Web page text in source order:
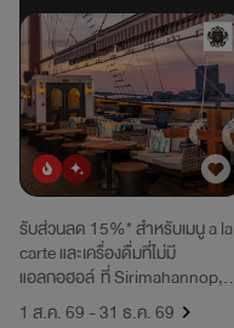
ยอดนิยมมาใหม่
รับส่วนลด 15%* สำหรับเมนู a la
carte และเครื่องดื่มที่ไม่มี
แอลกอฮอล์ ที่ Sirimahannop,
Bangkok
1 ส.ค. 69 - 31 ธ.ค. 69